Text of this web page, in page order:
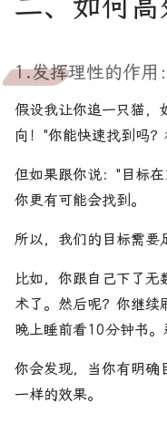
1.发挥理性的作用
假设我让你追一只猫，
向！"你能快速找到吗？
但如果跟你说："目标
你更有可能会找到。
所以，我们的目标需要
比如，你跟自己下了无
术了。然后呢？你继续
晚上睡前看10分钟书。
你会发现，当你有明确
一样的效果。